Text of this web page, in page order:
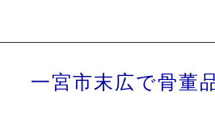
一宮市末広で骨董